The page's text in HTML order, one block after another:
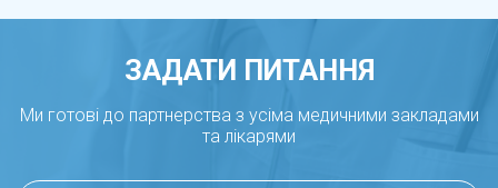
ЗАДАТИ ПИТАННЯ
Ми готові до партнерства з усіма медичними закладами
та лікарями